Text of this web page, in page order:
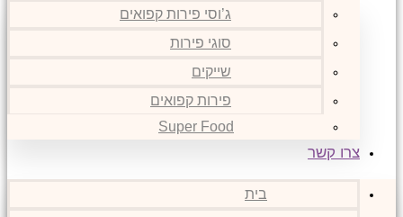
ג’וסי פירות קפואים
סוגי פירות
שייקים
פירות קפואים
Super Food
צרו קשר
בית